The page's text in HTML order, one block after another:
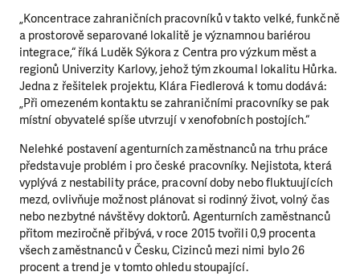
„Koncentrace zahraničních pracovníků v takto velké, funkčně
a prostorově separované lokalitě je významnou bariérou
integrace,“ říká Luděk Sýkora z Centra pro výzkum měst a
regionů Univerzity Karlovy, jehož tým zkoumal lokalitu Hůrka.
Jedna z řešitelek projektu, Klára Fiedlerová k tomu dodává:
„Při omezeném kontaktu se zahraničními pracovníky se pak
místní obyvatelé spíše utvrzují v xenofobních postojích.“
Nelehké postavení agenturních zaměstnanců na trhu práce
představuje problém i pro české pracovníky. Nejistota, která
vyplývá z nestability práce, pracovní doby nebo fluktuujících
mezd, ovlivňuje možnost plánovat si rodinný život, volný čas
nebo nezbytné návštěvy doktorů. Agenturních zaměstnanců
přitom meziročně přibývá, v roce 2015 tvořili 0,9 procenta
všech zaměstnanců v Česku, Cizinců mezi nimi bylo 26
procent a trend je v tomto ohledu stoupající.